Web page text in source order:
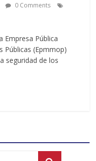
0 Comments
Empresa Pública
Públicas (Epmmop)
seguridad de los